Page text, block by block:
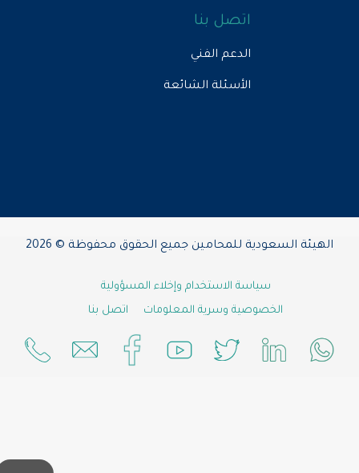
اتصل بنا
الدعم الفني
الأسئلة الشائعة
الهيئة السعودية للمحامين جميع الحقوق محفوظة © 2026
سياسة الاستخدام وإخلاء المسؤولية
الخصوصية وسرية المعلومات
اتصل بنا